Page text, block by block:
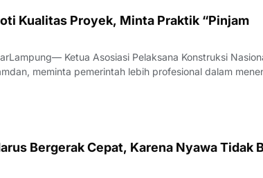
Kualitas Proyek, Minta Praktik “Pinjam
Ketua Asosiasi Pelaksana Konstruksi
meminta pemerintah lebih profesional dalam
itu disampaikan Ronal saat diwawancarai
Bergerak Cepat, Karena Nyawa Tidak